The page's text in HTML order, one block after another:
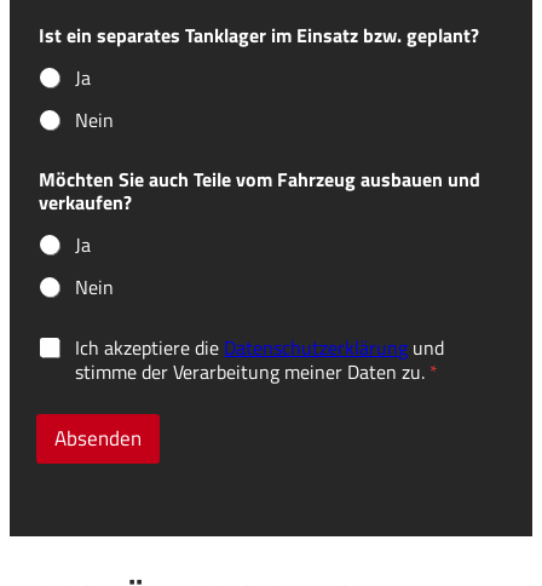
Ist ein separates Tanklager im Einsatz bzw. geplant?
Ja
Nein
Möchten Sie auch Teile vom Fahrzeug ausbauen und
verkaufen?
Ja
Nein
i
a
z
E
D
S
V
-
n
Ich akzeptiere die Datenschutzerklärung und
stimme der Verarbeitung meiner Daten zu. *
Absenden